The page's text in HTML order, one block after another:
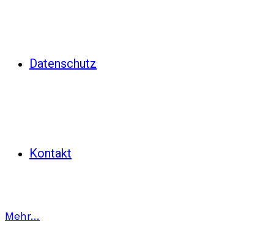
Datenschutz
Kontakt
Mehr…